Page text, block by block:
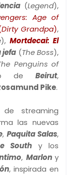
(Legend),
Age of
Dirty Grandpa),
),Mortdecai: El
jefa (The Boss),
Penguins of
de Beirut,
Pike.
streaming
las nuevas
, Paquita Salas,
South y los
, Marlon y
, inspirada en